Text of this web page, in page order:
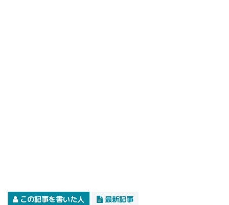
この記事を書いた人 最新記事